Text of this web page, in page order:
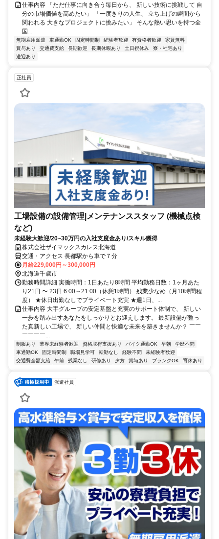
仕事内容 「ただ仕事に向き合う毎日から、 新しい技術に挑戦して 自
分の市場価値を高めたい」 「一度きりの人生、 立ち上げの瞬間から
関われる 大きなプロジェクトに挑みたい」 そんな熱い思いを持つ全
国...
無期雇用派遣 車通勤OK 固定時間制 経験者歓迎 有資格者歓迎
家賃無料
賞与あり
交通費支給 長期歓迎 長期休暇あり 土日祝休み
寮・社宅あり
送迎あり
正社員
工場設備の設備管理|メンテナンススタッフ (機械点検
など)
未経験大歓迎/20~30万円の入社支度金あり/スキル獲得
株式会社ザイマックスカレス北海道
交通・アクセス 長都駅から車で７分
月給229,000円～300,000円
北海道千歳市
勤務時間詳細 実働時間：1日あたり8時間 平均勤務日数：1ヶ月あた
り21日 〜 23日 6:00～21:00（休憩1時間） 残業少なめ（月10時間程
度） ★休日出勤なしでプライベート充実 ★週1日、...
仕事内容 ⼤⼿グループの安定基盤と充実のサポート体制で、 新しい
⼀歩を踏み出すあなたをしっかりとお迎えします。 最新設備が整っ
た真新しい⼯場で、 新しい仲間と快適な未来を築きませんか？ ￣￣
￣￣￣￣...
制服あり 業界未経験者歓迎 資格取得支援あり バイク通勤OK 早朝
学歴不問
車通勤OK
固定時間制 職場見学可 転勤なし 経験不問
未経験者歓迎
交通費全額支給
午前 残業なし 研修あり 夕方 賞与あり ブランクOK 育休あり
派遣社員